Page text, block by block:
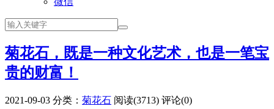
菊花石，既是一种文化艺术，也是一笔宝
贵的财富！
2021-09-03 分类： 菊花石 阅读(3713) 评论(0)